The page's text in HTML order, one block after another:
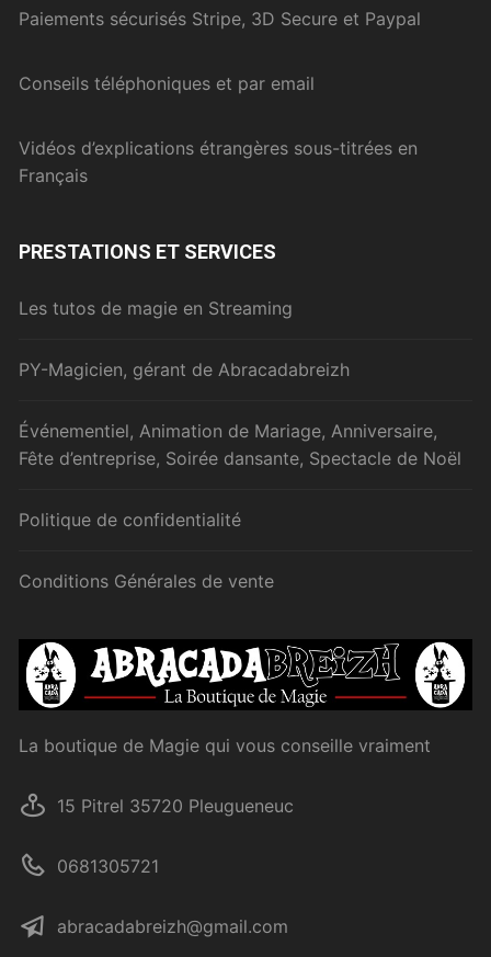
Paiements sécurisés Stripe, 3D Secure et Paypal
Conseils téléphoniques et par email
Vidéos d’explications étrangères sous-titrées en
Français
PRESTATIONS ET SERVICES
Les tutos de magie en Streaming
PY-Magicien, gérant de Abracadabreizh
Événementiel, Animation de Mariage, Anniversaire,
Fête d’entreprise, Soirée dansante, Spectacle de Noël
Politique de confidentialité
Conditions Générales de vente
La boutique de Magie qui vous conseille vraiment
15 Pitrel 35720 Pleugueneuc
0681305721
abracadabreizh@gmail.com